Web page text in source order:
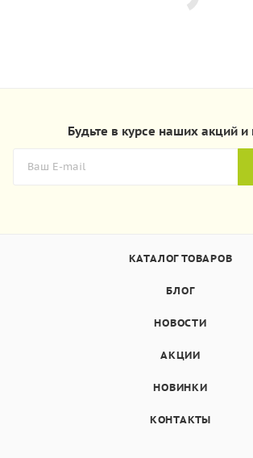
Будьте в курсе наших акций и
КАТАЛОГ ТОВАРОВ
БЛОГ
НОВОСТИ
АКЦИИ
НОВИНКИ
КОНТАКТЫ